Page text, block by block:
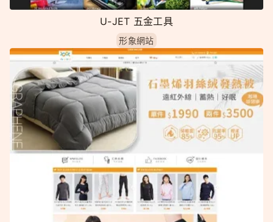
U-JET 五金工具
形象網站